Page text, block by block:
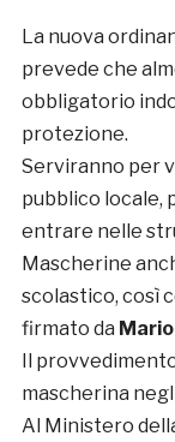
La nuova
prevede che
obbligatorio
protezione.
Serviranno per
pubblico locale,
entrare nelle
Mascherine
scolastico, così
firmato da
Il
mascherina
Al Ministero